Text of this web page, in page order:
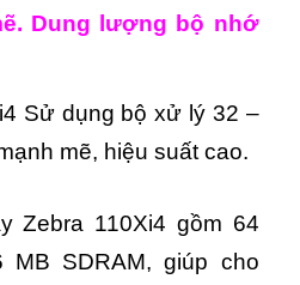
Dung lượng bộ nhớ
Sử dụng bộ xử lý 32 –
mẽ, hiệu suất cao.
Zebra 110Xi4 gồm 64
MB SDRAM, giúp cho